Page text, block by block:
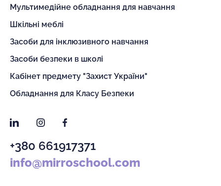
Мультимедійне обладнання для навчання
Шкільні меблі
Засоби для інклюзивного навчання
Засоби безпеки в школі
Кабінет предмету "Захист України"
Обладнання для Класу Безпеки
LinkedInInstagramFacebook
+380 661917371
info@mirroschool.com